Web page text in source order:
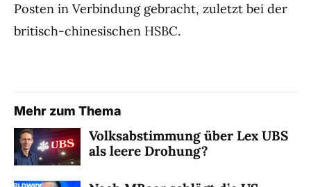
Posten in Verbindung gebracht, zuletzt bei der
britisch-chinesischen HSBC.
Mehr zum Thema
Volksabstimmung über Lex UBS
als leere Drohung?